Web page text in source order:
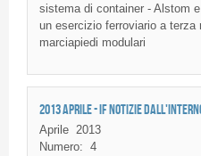
sistema di container - Alstom
un esercizio ferroviario a terza
marciapiedi modulari
2013 APRILE - IF NOTIZIE
Aprile 2013
Numero: 4